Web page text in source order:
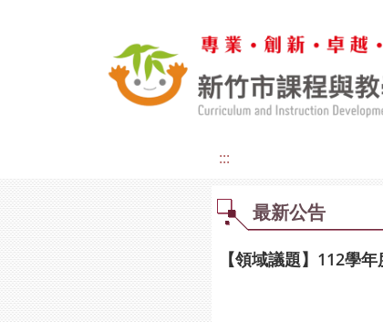
:::
最新公告
【領域議題】112學